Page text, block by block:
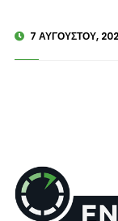
7 ΑΥΓΟΎΣΤΟΥ,